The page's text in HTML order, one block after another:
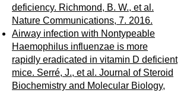
deficiency. Richmond, B. W., et al.
Nature Communications, 7. 2016.
Airway infection with Nontypeable
Haemophilus influenzae is more
rapidly eradicated in vitamin D deficient
mice. Serré, J., et al. Journal of Steroid
Biochemistry and Molecular Biology,